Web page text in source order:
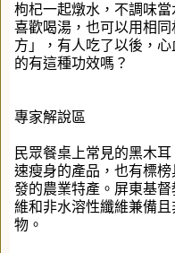
枸杞一起燉水，不調味
喜歡喝湯，也可以用相
方」，有人吃了以後，
的有這種功效嗎？
專家解說區
民眾餐桌上常見的黑木
速瘦身的產品，也有標
發的農業特產。屏東基
維和非水溶性纖維兼備
物。